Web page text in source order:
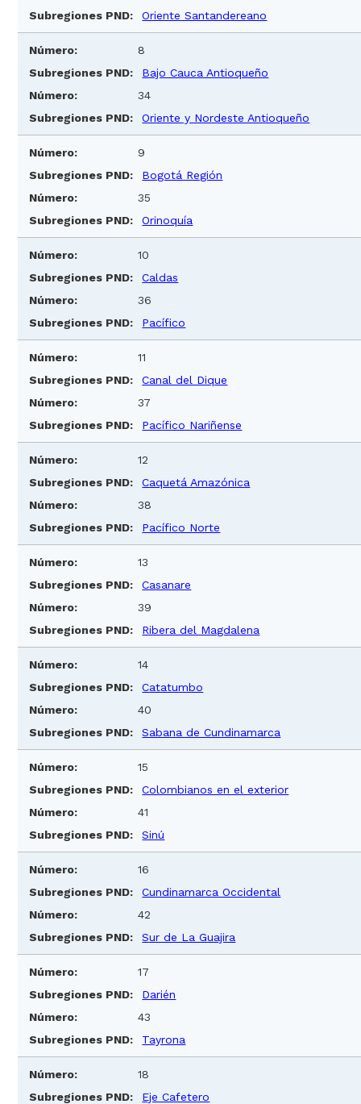
Oriente Santandereano
8
Bajo Cauca Antioqueño
34
Oriente y Nordeste Antioqueño
9
Bogotá Región
35
Orinoquía
10
Caldas
36
Pacífico
11
Canal del Dique
37
Pacífico Nariñense
12
Caquetá Amazónica
38
Pacífico Norte
13
Casanare
39
Ribera del Magdalena
14
Catatumbo
40
Sabana de Cundinamarca
15
Colombianos en el exterior
41
Sinú
16
Cundinamarca Occidental
42
Sur de La Guajira
17
Darién
43
Tayrona
18
Eje Cafetero